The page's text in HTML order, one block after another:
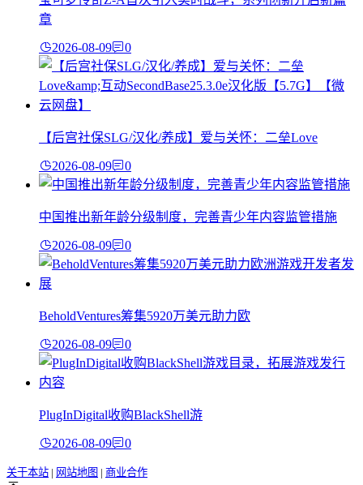
章
2026-08-09 0
【后宫社保SLG/汉化/养成】爱与关怀：二垒Love
2026-08-09 0
中国推出新年龄分级制度，完善青少年内容监管措施
2026-08-09 0
BeholdVentures筹集5920万美元助力欧
2026-08-09 0
PlugInDigital收购BlackShell游
2026-08-09 0
关于本站 | 网站地图 | 商业合作